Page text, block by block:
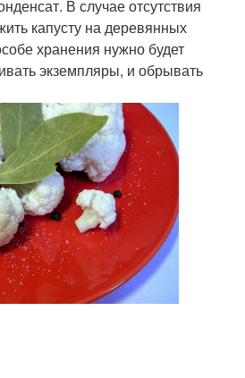
В случае отсутствия
капусту на деревянных
хранения нужно будет
экземпляры, и обрывать